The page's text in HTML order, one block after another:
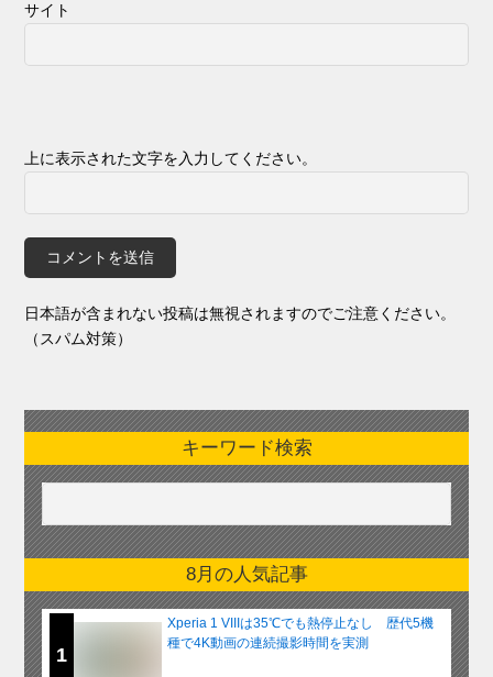
サイト
上に表示された文字を入力してください。
日本語が含まれない投稿は無視されますのでご注意ください。
（スパム対策）
キーワード検索
8月の人気記事
1
Xperia 1 VIIIは35℃でも熱停止なし 歴代5機
種で4K動画の連続撮影時間を実測